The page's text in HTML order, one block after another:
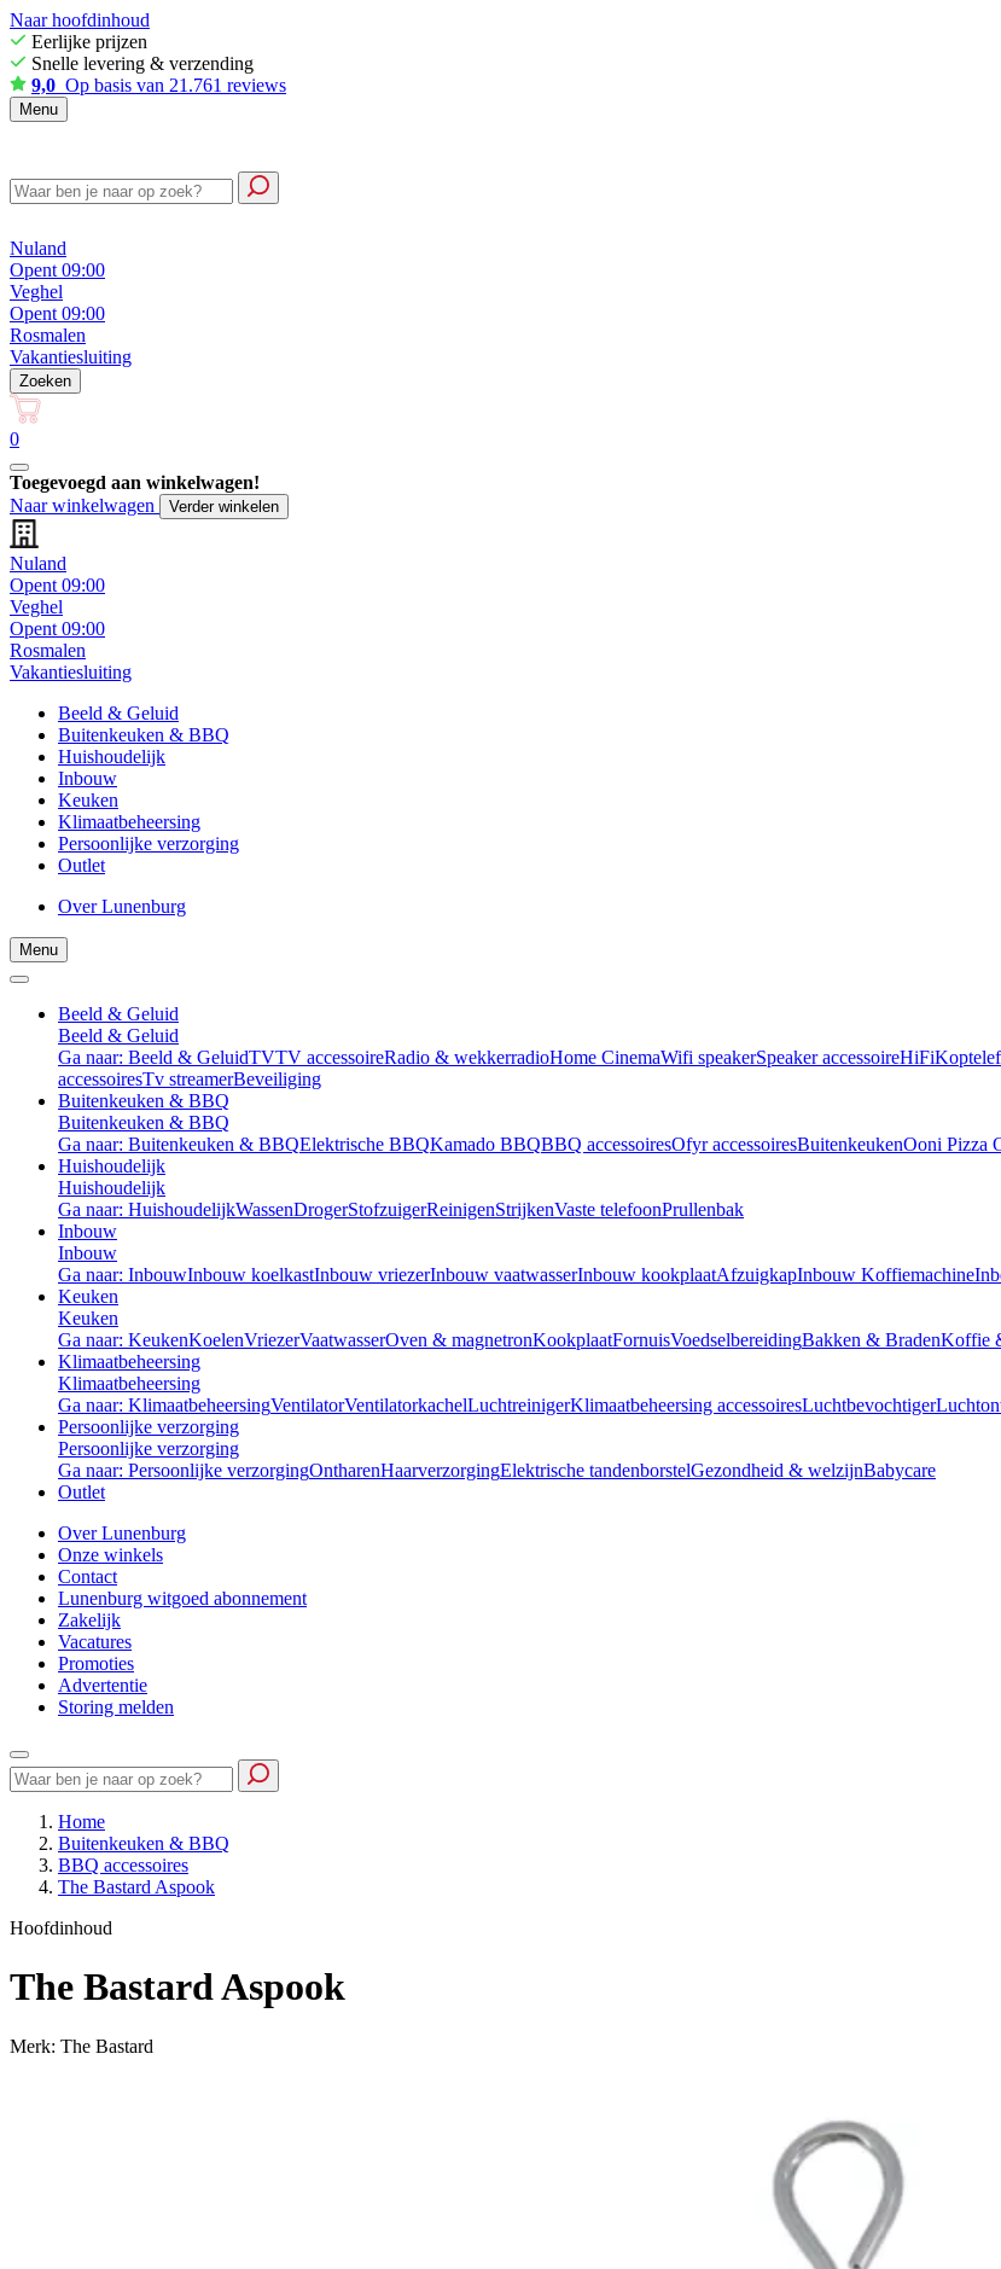
Naar hoofdinhoud
Eerlijke prijzen
Snelle levering & verzending
9,0 Op basis van 21.761 reviews
Menu
Nuland
Opent 09:00
Veghel
Opent 09:00
Rosmalen
Vakantiesluiting
Zoeken
0
Toegevoegd aan winkelwagen!
Naar winkelwagen
Verder winkelen
Nuland
Opent 09:00
Veghel
Opent 09:00
Rosmalen
Vakantiesluiting
Beeld & Geluid
Buitenkeuken & BBQ
Huishoudelijk
Inbouw
Keuken
Klimaatbeheersing
Persoonlijke verzorging
Outlet
Over Lunenburg
Menu
Beeld & Geluid
Beeld & Geluid
Ga naar: Beeld & GeluidTVTV accessoireRadio & wekkerradioHome CinemaWifi speakerSpeaker accessoireHiFi
accessoiresTv streamerBeveiliging
Buitenkeuken & BBQ
Buitenkeuken & BBQ
Ga naar: Buitenkeuken & BBQElektrische BBQKamado BBQBBQ accessoiresOfyr accessoiresBuitenkeukenOoni Pizza
Huishoudelijk
Huishoudelijk
Ga naar: HuishoudelijkWassenDrogerStofzuigerReinigenStrijkenVaste telefoonPrullenbak
Inbouw
Inbouw
Ga naar: InbouwInbouw koelkastInbouw vriezerInbouw vaatwasserInbouw kookplaatAfzuigkapInbouw Koffiemachine
Keuken
Keuken
Ga naar: KeukenKoelenVriezerVaatwasserOven & magnetronKookplaatFornuisVoedselbereidingBakken & BradenKoffie
Klimaatbeheersing
Klimaatbeheersing
Ga naar: KlimaatbeheersingVentilatorVentilatorkachelLuchtreinigerKlimaatbeheersing accessoiresLuchtbevochtiger
Persoonlijke verzorging
Persoonlijke verzorging
Ga naar: Persoonlijke verzorgingOntharenHaarverzorgingElektrische tandenborstelGezondheid & welzijnBabycare
Outlet
Over Lunenburg
Onze winkels
Contact
Lunenburg witgoed abonnement
Zakelijk
Vacatures
Promoties
Advertentie
Storing melden
Home
Buitenkeuken & BBQ
BBQ accessoires
The Bastard Aspook
Hoofdinhoud
The Bastard Aspook
Merk: The Bastard